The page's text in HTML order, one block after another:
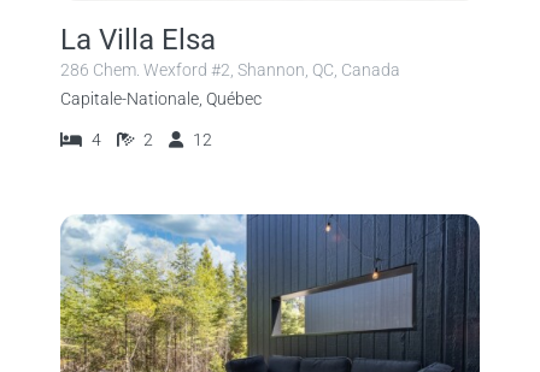
La Villa Elsa
286 Chem. Wexford #2, Shannon, QC, Canada
Capitale-Nationale, Québec
4 2 12